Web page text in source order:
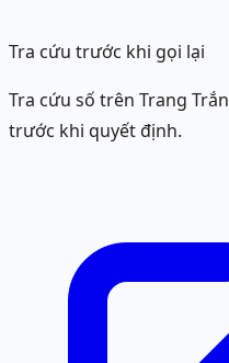
Tra cứu trước khi gọi lại
Tra cứu số trên Trang
trước khi quyết định.